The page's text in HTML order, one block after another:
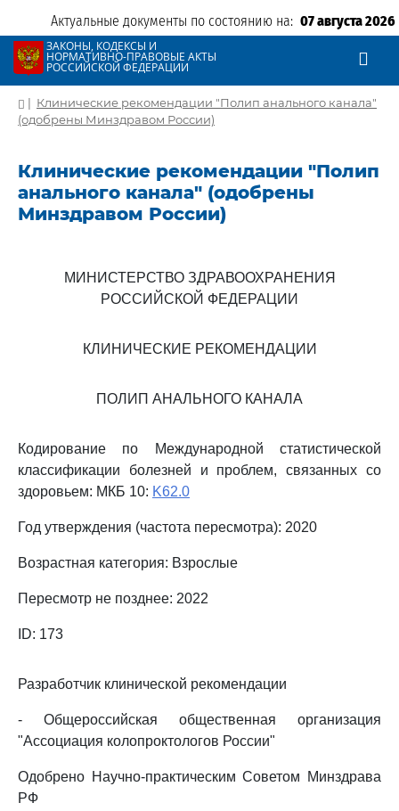
Актуальные документы по состоянию на: 07 августа 2026
ЗАКОНЫ, КОДЕКСЫ И
НОРМАТИВНО-ПРАВОВЫЕ АКТЫ
РОССИЙСКОЙ ФЕДЕРАЦИИ
| Клинические рекомендации "Полип анального канала"
(одобрены Минздравом России)
Клинические рекомендации "Полип
анального канала" (одобрены
Минздравом России)
МИНИСТЕРСТВО ЗДРАВООХРАНЕНИЯ
РОССИЙСКОЙ ФЕДЕРАЦИИ
КЛИНИЧЕСКИЕ РЕКОМЕНДАЦИИ
ПОЛИП АНАЛЬНОГО КАНАЛА
Кодирование по Международной статистической
классификации болезней и проблем, связанных со
здоровьем: МКБ 10: K62.0
Год утверждения (частота пересмотра): 2020
Возрастная категория: Взрослые
Пересмотр не позднее: 2022
ID: 173
Разработчик клинической рекомендации
- Общероссийская общественная организация
"Ассоциация колопроктологов России"
Одобрено Научно-практическим Советом Минздрава
РФ